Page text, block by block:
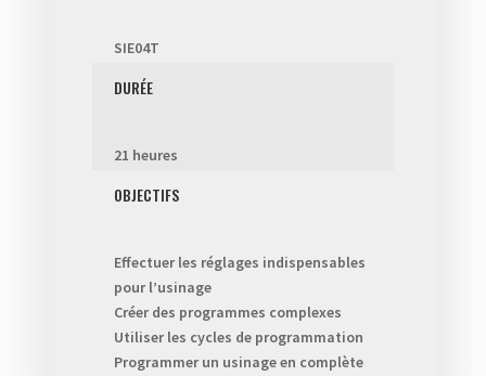
SIE04T
DURÉE
21 heures
OBJECTIFS
Effectuer les réglages indispensables
pour l’usinage
Créer des programmes complexes
Utiliser les cycles de programmation
Programmer un usinage en complète